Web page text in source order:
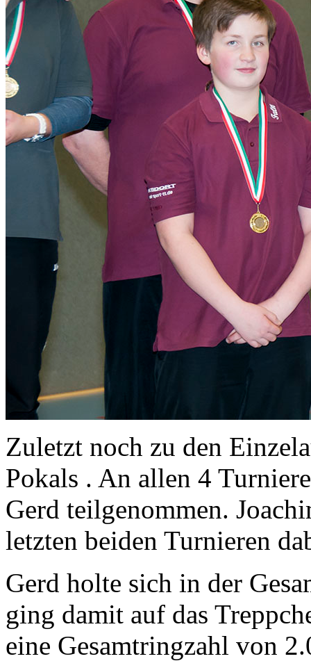
Zuletzt noch zu den
Pokals . An allen 4
Gerd teilgenommen.
letzten beiden Turnieren
Gerd holte sich in der
ging damit auf das
eine Gesamtringzahl von